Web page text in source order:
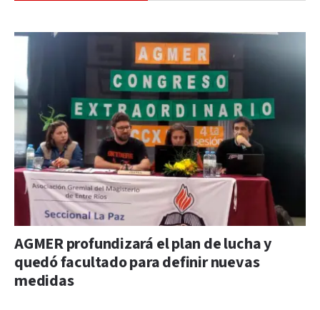
AGMER profundizará el plan de lucha y
quedó facultado para definir nuevas
medidas